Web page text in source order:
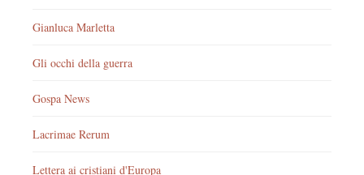
Gianluca Marletta
Gli occhi della guerra
Gospa News
Lacrimae Rerum
Lettera ai cristiani d'Europa